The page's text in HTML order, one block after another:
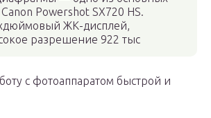
Powershot SX720 HS.
ЖК-дисплей,
разрешение 922 тыс
с фотоаппаратом быстрой и